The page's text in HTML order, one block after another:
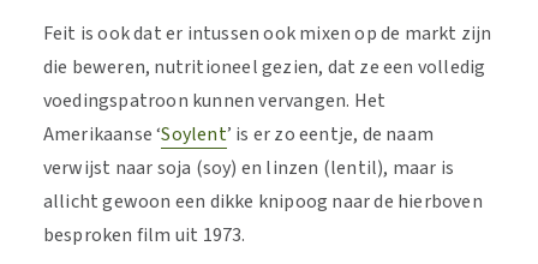
Feit is ook dat er intussen ook mixen op de markt zijn
die beweren, nutritioneel gezien, dat ze een volledig
voedingspatroon kunnen vervangen. Het
Amerikaanse ‘Soylent’ is er zo eentje, de naam
verwijst naar soja (soy) en linzen (lentil), maar is
allicht gewoon een dikke knipoog naar de hierboven
besproken film uit 1973.